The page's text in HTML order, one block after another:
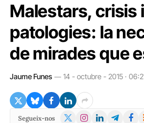
Malestars, crisis i
patologies: la
de mirades que
Jaume Funes 14 - octubre - 2015 ·
Segueix-nos
X
Instagram
LinkedInTelegram